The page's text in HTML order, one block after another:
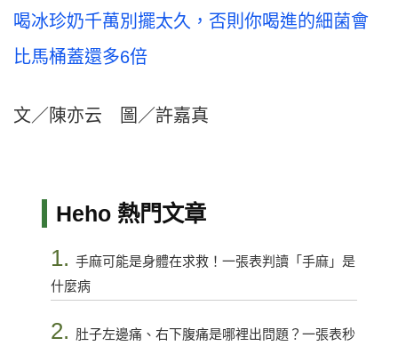
喝冰珍奶千萬別擺太久，否則你喝進的細菌會
比馬桶蓋還多6倍
文／陳亦云 圖／許嘉真
Heho 熱門文章
1. 手麻可能是身體在求救！一張表判讀「手麻」是
什麼病
2. 肚子左邊痛、右下腹痛是哪裡出問題？一張表秒